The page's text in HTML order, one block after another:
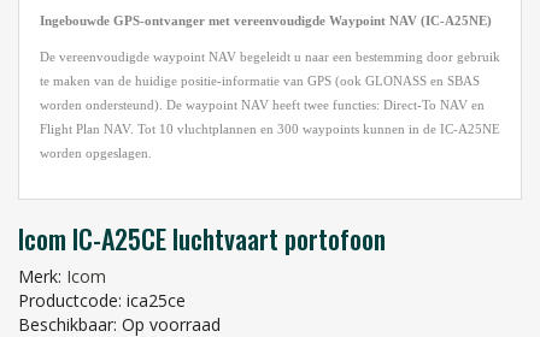
Ingebouwde GPS-ontvanger met vereenvoudigde Waypoint NAV (IC-A25NE)
De vereenvoudigde waypoint NAV begeleidt u naar een bestemming door gebruik
te maken van de huidige positie-informatie van GPS (ook GLONASS en SBAS
worden ondersteund). De waypoint NAV heeft twee functies: Direct-To NAV en
Flight Plan NAV. Tot 10 vluchtplannen en 300 waypoints kunnen in de IC-A25NE
worden opgeslagen.
Icom IC-A25CE luchtvaart portofoon
Merk: Icom
Productcode: ica25ce
Beschikbaar: Op voorraad